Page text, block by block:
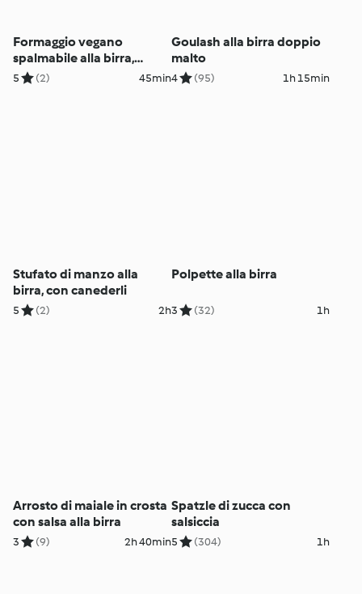
Formaggio vegano
spalmabile alla birra,
cumino e paprika
5 (2) 45min
Goulash alla birra doppio
malto
4 (95) 1h 15min
Stufato di manzo alla
birra, con canederli
5 (2) 2h
Polpette alla birra
3 (32) 1h
Arrosto di maiale in crosta
con salsa alla birra
3 (9) 2h 40min
Spatzle di zucca con
salsiccia
5 (304) 1h